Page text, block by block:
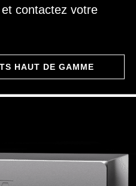
contactez votre
HAUT DE GAMME